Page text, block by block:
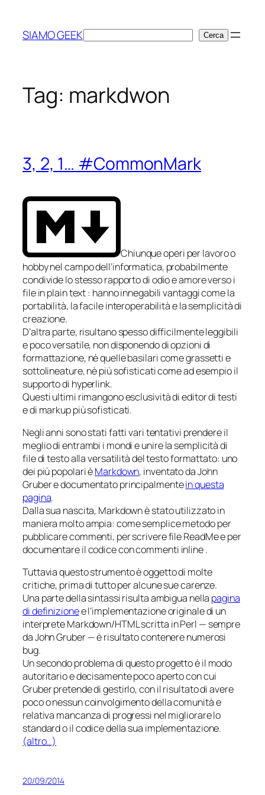
contenuto
SIAMO GEEKCerca Cerca
Tag: markdwon
3, 2, 1… #CommonMark
Chiunque operi per lavoro o
hobby nel campo dell’informatica, probabilmente
condivide lo stesso rapporto di odio e amore verso i
file inplain text: hanno innegabili vantaggi come la
portabilità, la facile interoperabilità e la semplicità di
creazione.
D’altra parte, risultano spesso difficilmente leggibili
e poco versatile, non disponendo di opzioni di
formattazione, nè quelle basilari come grassetti e
sottolineature, nè più sofisticati come ad esempio il
supporto di hyperlink.
Questi ultimi rimangono esclusività di editor di testi
e di markuppiù sofisticati.
Negli anni sono stati fatti vari tentativi prendere il
meglio di entrambi i mondie unire la semplicità di
file di testo alla versatilità del testo formattato: uno
dei più popolari èMarkdown, inventato da John
Gruber e documentato principalmentein questa
pagina.
Dalla sua nascita, Markdown è stato utilizzato in
maniera molto ampia: come semplice metodo per
pubblicare commenti, per scrivere fileReadMee per
documentare il codice con commenti inline.
Tuttavia questo strumento è oggetto di molte
critiche, prima di tutto per alcune sue carenze.
Una parte della sintassi risulta ambigua nella pagina
di definizionee l’implementazione originale di un
interprete Markdown/HTML scritta in Perl — sempre
da John Gruber — è risultato contenere numerosi
bug.
Un secondo problema di questo progetto è il modo
autoritario e decisamente poco aperto con cui
Gruber pretende di gestirlo, con il risultato di avere
poco o nessun coinvolgimento della comunità e
relativa mancanza di progressi nel migliorare lo
standard o il codice della sua implementazione.
(altro…)
20/09/2014